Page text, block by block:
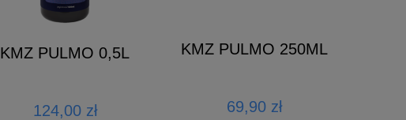
KMZ PULMO 0,5L
124,00 zł
KMZ PULMO 250ML
69,90 zł